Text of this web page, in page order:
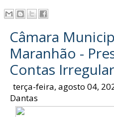
Câmara
Maranhão -
Contas
terça-feira, agosto 04,
Dantas